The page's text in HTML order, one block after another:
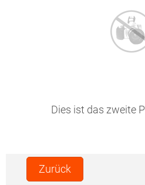
Dies ist das zweite
Zurück